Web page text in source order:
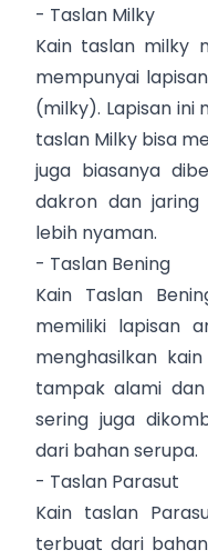
- Taslan Milky
Kain taslan milky
mempunyai
(milky). Lapisan ini
taslan Milky bisa
juga biasanya
dakron dan jaring
lebih nyaman.
- Taslan Bening
Kain Taslan
memiliki lapisan
menghasilkan
tampak alami
sering juga
dari bahan serupa.
- Taslan Parasut
Kain taslan
terbuat dari